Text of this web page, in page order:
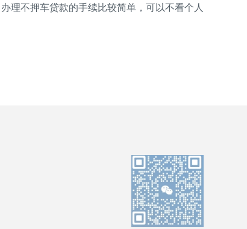
不押车贷款的手续比较简单，可以不看个人